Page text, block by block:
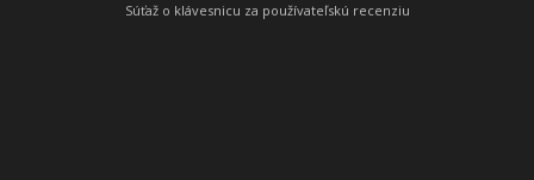
Súťaž o klávesnicu za používateľskú recenziu